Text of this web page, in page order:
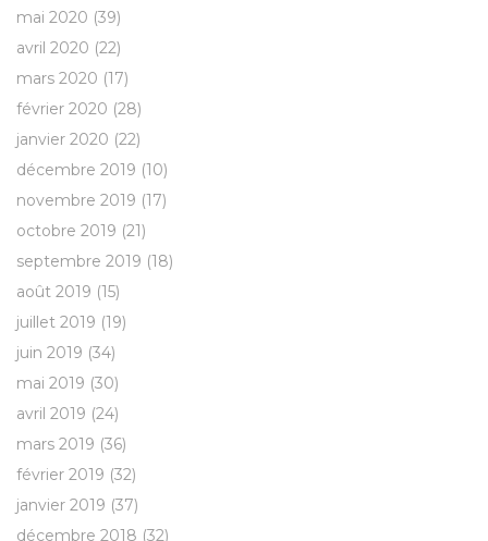
mai 2020 (39)
avril 2020 (22)
mars 2020 (17)
février 2020 (28)
janvier 2020 (22)
décembre 2019 (10)
novembre 2019 (17)
octobre 2019 (21)
septembre 2019 (18)
août 2019 (15)
juillet 2019 (19)
juin 2019 (34)
mai 2019 (30)
avril 2019 (24)
mars 2019 (36)
février 2019 (32)
janvier 2019 (37)
décembre 2018 (32)